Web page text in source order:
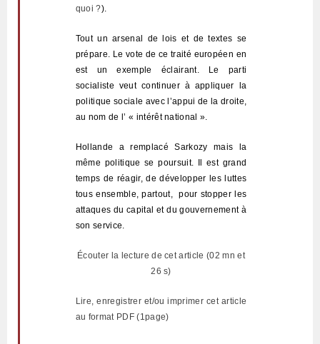
quoi ?).
Tout un arsenal de lois et de textes se
prépare. Le vote de ce traité européen en
est un exemple éclairant. Le parti
socialiste veut continuer à appliquer la
politique sociale avec l’appui de la droite,
au nom de l’ « intérêt national ».
Hollande a remplacé Sarkozy mais
la
même politique se poursuit. Il est grand
temps de réagir, de développer les luttes
tous ensemble, partout,
pour stopper les
attaques du capital et du gouvernement à
son service.
Écouter la lecture de cet article (02 mn et
26 s)
Lire, enregistrer et/ou imprimer cet article
au format PDF (1page)